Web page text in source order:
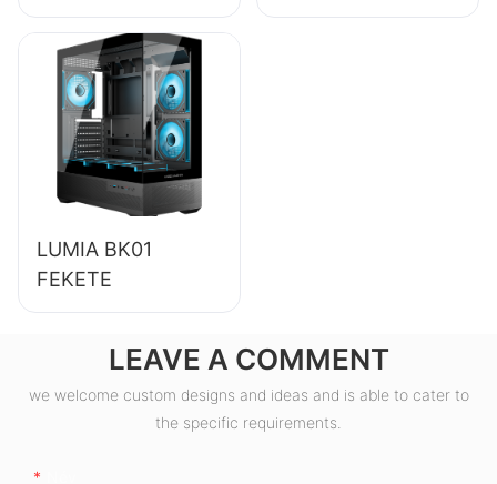
85%-os hatásfokú,
80+ bronz színű
asztali számítógép
tápegység,
ESB550W
LUMIA BK01
FEKETE
LEAVE A COMMENT
we welcome custom designs and ideas and is able to cater to
the specific requirements.